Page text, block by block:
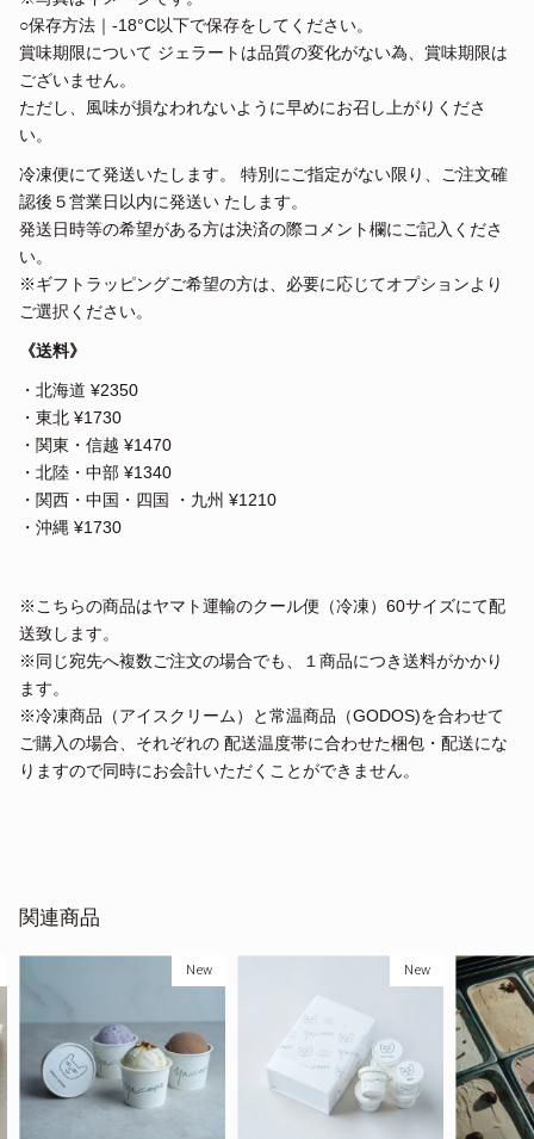
○保存方法｜-18°C以下で保存をしてください。
賞味期限について ジェラートは品質の変化がない為、賞味期限は
ございません。
ただし、風味が損なわれないように早めにお召し上がりくださ
い。
冷凍便にて発送いたします。 特別にご指定がない限り、ご注文確
認後５営業日以内に発送い たします。
発送日時等の希望がある方は決済の際コメント欄にご記入くださ
い。
※ギフトラッピングご希望の方は、必要に応じてオプションより
ご選択ください。
《送料》
・北海道 ¥2350
・東北 ¥1730
・関東・信越 ¥1470
・北陸・中部 ¥1340
・関西・中国・四国 ・九州 ¥1210
・沖縄 ¥1730
※こちらの商品はヤマト運輸のクール便（冷凍）60サイズにて配
送致します。
※同じ宛先へ複数ご注文の場合でも、１商品につき送料がかかり
ます。
※冷凍商品（アイスクリーム）と常温商品（GODOS)を合わせて
ご購入の場合、それぞれの 配送温度帯に合わせた梱包・配送にな
りますので同時にお会計いただくことができません。
関連商品
New New